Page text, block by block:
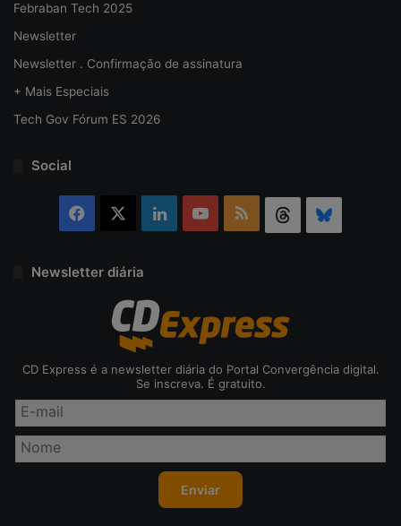
Febraban Tech 2025
Newsletter
Newsletter . Confirmação de assinatura
+ Mais Especiais
Tech Gov Fórum ES 2026
Social
Facebook LinkedinYouTubeRSS Threads
Newsletter diária
CD Express é a newsletter diária do Portal Convergência digital.
Se inscreva. É gratuito.